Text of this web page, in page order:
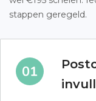
stappen geregeld.